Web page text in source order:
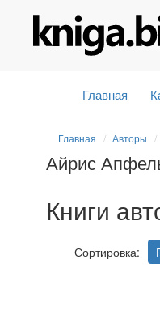
Главная
Главная Авторы
Айрис
Книги
Сортировка: